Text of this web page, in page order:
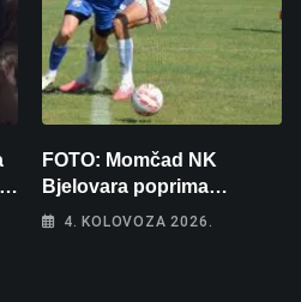
FOTO: Momčad NK
Bjelovara poprima
jesenski izgled
4. KOLOVOZA 2026.